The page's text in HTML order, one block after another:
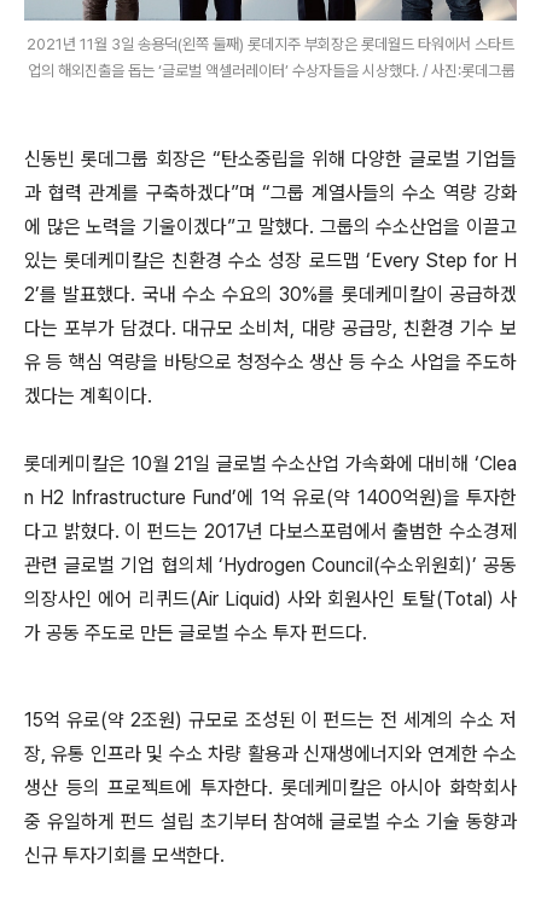
2021년 11월 3일 송용덕(왼쪽 둘째) 롯데지주 부회장은 롯데월드 타워에서 스타트
업의 해외진출을 돕는 ‘글로벌 액셀러레이터’ 수상자들을 시상했다. / 사진:롯데그룹
신동빈 롯데그룹 회장은 “탄소중립을 위해 다양한 글로벌 기업들
과 협력 관계를 구축하겠다”며 “그룹 계열사들의 수소 역량 강화
에 많은 노력을 기울이겠다”고 말했다. 그룹의 수소산업을 이끌고
있는 롯데케미칼은 친환경 수소 성장 로드맵 ‘Every Step for H
2’를 발표했다. 국내 수소 수요의 30%를 롯데케미칼이 공급하겠
다는 포부가 담겼다. 대규모 소비처, 대량 공급망, 친환경 기수 보
유 등 핵심 역량을 바탕으로 청정수소 생산 등 수소 사업을 주도하
겠다는 계획이다.
롯데케미칼은 10월 21일 글로벌 수소산업 가속화에 대비해 ‘Clea
n H2 Infrastructure Fund’에 1억 유로(약 1400억원)을 투자한
다고 밝혔다. 이 펀드는 2017년 다보스포럼에서 출범한 수소경제
관련 글로벌 기업 협의체 ‘Hydrogen Council(수소위원회)’ 공동
의장사인 에어 리퀴드(Air Liquid) 사와 회원사인 토탈(Total) 사
가 공동 주도로 만든 글로벌 수소 투자 펀드다.
15억 유로(약 2조원) 규모로 조성된 이 펀드는 전 세계의 수소 저
장, 유통 인프라 및 수소 차량 활용과 신재생에너지와 연계한 수소
생산 등의 프로젝트에 투자한다. 롯데케미칼은 아시아 화학회사
중 유일하게 펀드 설립 초기부터 참여해 글로벌 수소 기술 동향과
신규 투자기회를 모색한다.